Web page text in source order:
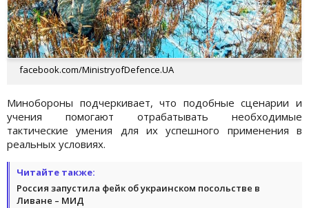
facebook.com/MinistryofDefence.UA
Минобороны подчеркивает, что подобные сценарии и
учения помогают отрабатывать необходимые
тактические умения для их успешного применения в
реальных условиях.
Читайте также:
Россия запустила фейк об украинском посольстве в
Ливане – МИД